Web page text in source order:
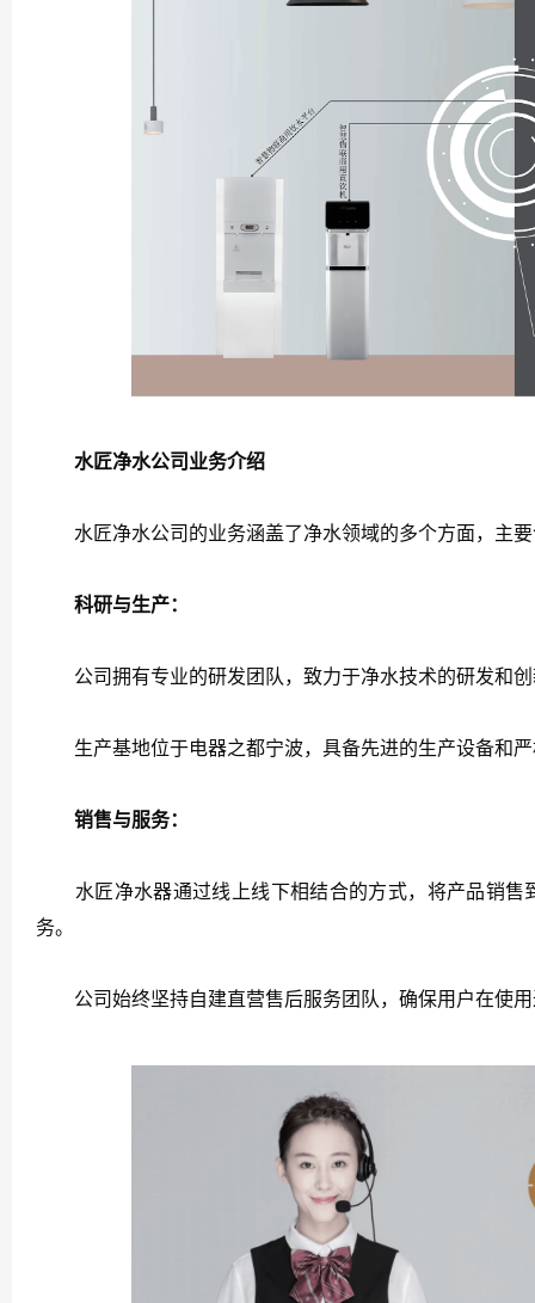
水匠净水公司业务介绍
水匠净水公司的业务涵盖了净水领域的多个方面，主要
科研与生产：
公司拥有专业的研发团队，致力于净水技术的研发和创
生产基地位于电器之都宁波，具备先进的生产设备和严
销售与服务：
水匠净水器通过线上线下相结合的方式，将产品销售
务。
公司始终坚持自建直营售后服务团队，确保用户在使用